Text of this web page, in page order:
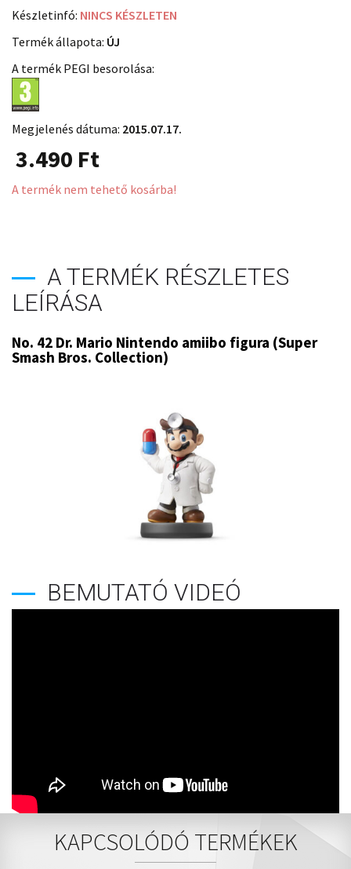
Készletinfó: NINCS KÉSZLETEN
Termék állapota: ÚJ
A termék PEGI besorolása:
Megjelenés dátuma: 2015.07.17.
3.490 Ft
A termék nem tehető kosárba!
A TERMÉK RÉSZLETES
LEÍRÁSA
No. 42 Dr. Mario Nintendo amiibo figura (Super
Smash Bros. Collection)
BEMUTATÓ VIDEÓ
KAPCSOLÓDÓ TERMÉKEK